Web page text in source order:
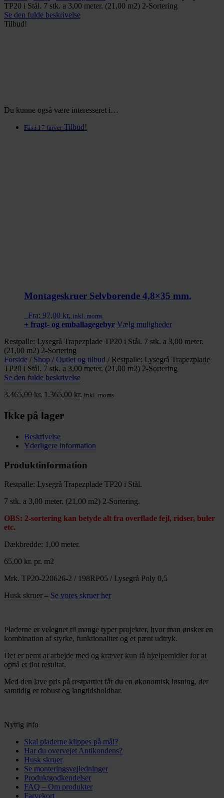
TP20 i Stål. 7 stk. a 3,00 meter. (21,00 m2) 2-Sortering
Se den fulde beskrivelse
Tilbud!
Du kunne også være interesseret i…
Fås i 17 farver Tilbud!
Montageskruer Selvborende 4,8×35 mm.
Fra: 97,00 kr. inkl. moms
+ fragt- og emballagegebyr Vælg muligheder
har
varianter.
Mulighederne
Restpalle: Lysegrå Trapezplade TP20 i Stål. 7 stk. a 3,00 meter.
(21,00 m2) 2-Sortering
Forside / Shop / Outlet og tilbud / Restpalle: Lysegrå Trapezplade
TP20 i Stål. 7 stk. a 3,00 meter. (21,00 m2) 2-Sortering
Se den fulde beskrivelse
3.465,00kr. Den
pris
var:
1.365,00 kr. Den
inkl. moms
Ikke på lager
Beskrivelse
Yderligere information
Produktinformation
Restpalle: Lysegrå Trapezplade TP20 i Stål.
7 stk. a 3,00 meter. (21,00 m2) 2-Sortering.
OBS: 2-sortering kan betyde alt fra overflade fejl, ridser, buler
etc.
Dækbredde: 1,00 meter.
65,00 kr. pr. m2
Mrk. TP20-220626-2 / 198RP05 / Lysegrå Poly 0,5
Husk skruer – Se vores skruer her
Pladerne er velegnet til mange typer projekter, hvor man ønsker en
kombination af styrke, funktionalitet og et pænt udtryk.
Det er nemt at arbejde med og kræver kun få hjælpemidler for at
opnå et flot resultat.
Med den lave pris på restpartiet får du en økonomisk løsning, der
samtidig er robust og langtidsholdbar.
Nyttig info
Skal pladerne klippes på mål?
Har du overvejet Antikondens?
Husk skruer
Se monteringsvejledninger
Produktgodkendelser
FAQ – Om produkter
Farvekort